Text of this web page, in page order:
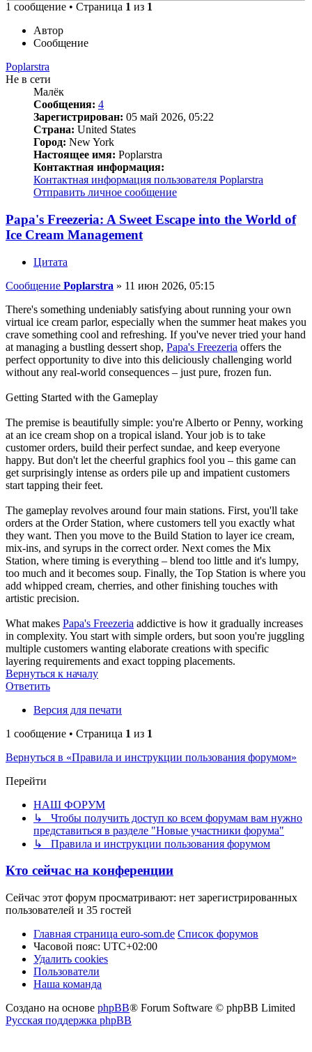
1 сообщение • Страница 1 из 1
Автор
Сообщение
Poplarstra
Не в сети
Малёк
Сообщения: 4
Зарегистрирован: 05 май 2026, 05:22
Страна: United States
Город: New York
Настоящее имя: Poplarstra
Контактная информация:
Контактная информация пользователя Poplarstra
Отправить личное сообщение
Papa's Freezeria: A Sweet Escape into the World of
Ice Cream Management
Цитата
Сообщение Poplarstra » 11 июн 2026, 05:15
There's something undeniably satisfying about running your own
virtual ice cream parlor, especially when the summer heat makes you
crave something cool and refreshing. If you've never tried your hand
at managing a bustling dessert shop, Papa's Freezeria offers the
perfect opportunity to dive into this deliciously challenging world
without any real-world consequences – just pure, frozen fun.
Getting Started with the Gameplay
The premise is beautifully simple: you're Alberto or Penny, working
at an ice cream shop on a tropical island. Your job is to take
customer orders, build their perfect sundae, and keep everyone
happy. But don't let the cheerful graphics fool you – this game can
get surprisingly intense as orders pile up and impatient customers
start tapping their feet.
The gameplay revolves around four main stations. First, you'll take
orders at the Order Station, where customers tell you exactly what
they want. Then you move to the Build Station to layer ice cream,
mix-ins, and syrups in the correct order. Next comes the Mix
Station, where timing is everything – blend too little and it's lumpy,
too much and it becomes soup. Finally, the Top Station is where you
add whipped cream, cherries, and other finishing touches with
artistic precision.
What makes Papa's Freezeria addictive is how it gradually increases
in complexity. You start with simple orders, but soon you're juggling
multiple customers wanting elaborate creations with specific
layering requirements and exact topping placements.
Вернуться к началу
Ответить
Версия для печати
1 сообщение • Страница 1 из 1
Вернуться в «Правила и инструкции пользования форумом»
Перейти
НАШ ФОРУМ
↳ Чтобы получить доступ ко всем форумам вам нужно
представиться в разделе "Новые участники форума"
↳ Правила и инструкции пользования форумом
Кто сейчас на конференции
Сейчас этот форум просматривают: нет зарегистрированных
пользователей и 35 гостей
Главная страница euro-som.de Список форумов
Часовой пояс: UTC+02:00
Удалить cookies
Пользователи
Наша команда
Создано на основе phpBB® Forum Software © phpBB Limited
Русская поддержка phpBB